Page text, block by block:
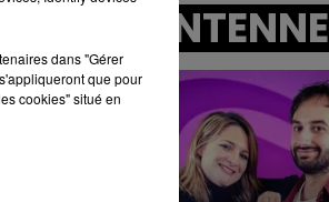
A L'ANTENNE
dans "Gérer
que pour
cookies" situé en